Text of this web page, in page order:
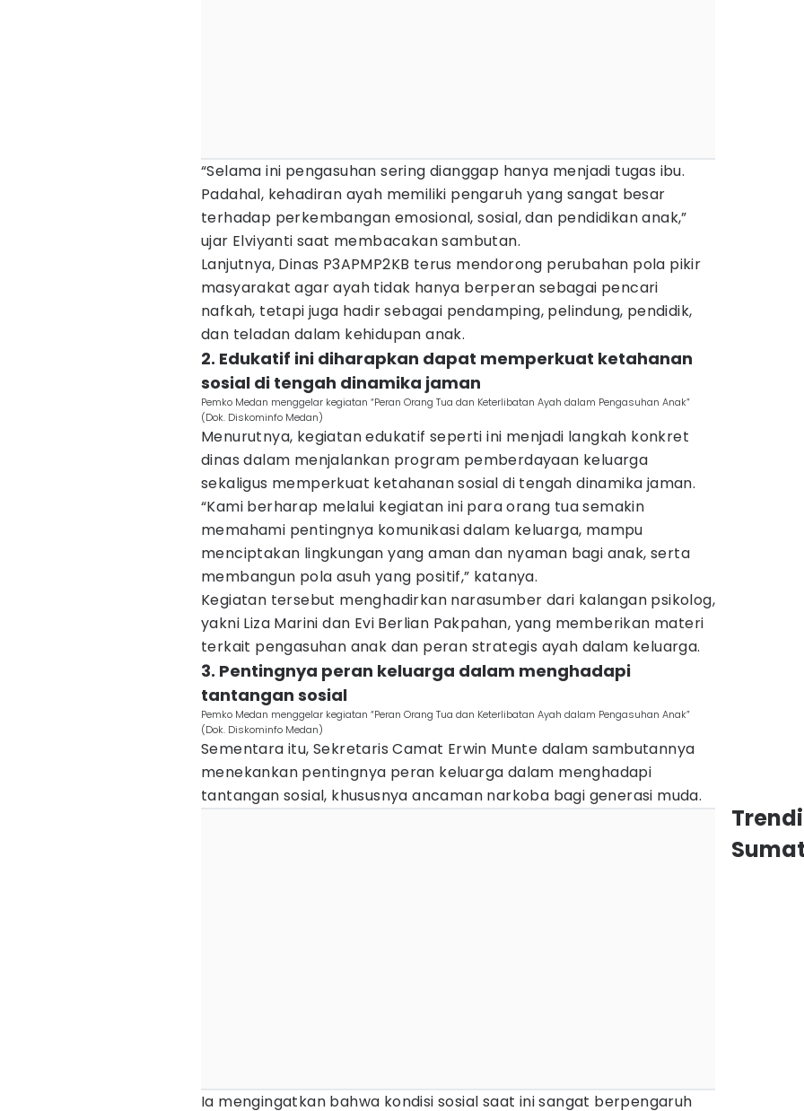
“Selama ini pengasuhan sering dianggap hanya menjadi tugas ibu.
Padahal, kehadiran ayah memiliki pengaruh yang sangat besar
terhadap perkembangan emosional, sosial, dan pendidikan anak,”
ujar Elviyanti saat membacakan sambutan.
Lanjutnya, Dinas P3APMP2KB terus mendorong perubahan pola pikir
masyarakat agar ayah tidak hanya berperan sebagai pencari
nafkah, tetapi juga hadir sebagai pendamping, pelindung, pendidik,
dan teladan dalam kehidupan anak.
2. Edukatif ini diharapkan dapat memperkuat ketahanan
sosial di tengah dinamika jaman
Pemko Medan menggelar kegiatan “Peran Orang Tua dan Keterlibatan Ayah dalam Pengasuhan Anak”
(Dok. Diskominfo Medan)
Menurutnya, kegiatan edukatif seperti ini menjadi langkah konkret
dinas dalam menjalankan program pemberdayaan keluarga
sekaligus memperkuat ketahanan sosial di tengah dinamika jaman.
“Kami berharap melalui kegiatan ini para orang tua semakin
memahami pentingnya komunikasi dalam keluarga, mampu
menciptakan lingkungan yang aman dan nyaman bagi anak, serta
membangun pola asuh yang positif,” katanya.
Kegiatan tersebut menghadirkan narasumber dari kalangan psikolog,
yakni Liza Marini dan Evi Berlian Pakpahan, yang memberikan materi
terkait pengasuhan anak dan peran strategis ayah dalam keluarga.
3. Pentingnya peran keluarga dalam menghadapi
tantangan sosial
Pemko Medan menggelar kegiatan “Peran Orang Tua dan Keterlibatan Ayah dalam Pengasuhan Anak”
(Dok. Diskominfo Medan)
Sementara itu, Sekretaris Camat Erwin Munte dalam sambutannya
menekankan pentingnya peran keluarga dalam menghadapi
tantangan sosial, khususnya ancaman narkoba bagi generasi muda.
Ia mengingatkan bahwa kondisi sosial saat ini sangat berpengaruh